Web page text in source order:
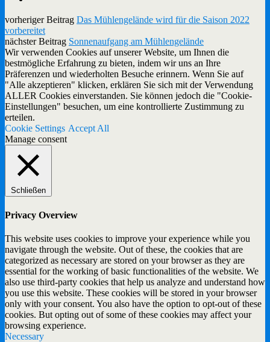
vorheriger Beitrag Das Mühlengelände wird für die Saison 2022
vorbereitet
nächster Beitrag Sonnenaufgang am Mühlengelände
Wir verwenden Cookies auf unserer Website, um Ihnen die
bestmögliche Erfahrung zu bieten, indem wir uns an Ihre
Präferenzen und wiederholten Besuche erinnern. Wenn Sie auf
"Alle akzeptieren" klicken, erklären Sie sich mit der Verwendung
ALLER Cookies einverstanden. Sie können jedoch die "Cookie-
Einstellungen" besuchen, um eine kontrollierte Zustimmung zu
erteilen.
Cookie Settings Accept All
Manage consent
Schließen
Privacy Overview
This website uses cookies to improve your experience while you
navigate through the website. Out of these, the cookies that are
categorized as necessary are stored on your browser as they are
essential for the working of basic functionalities of the website. We
also use third-party cookies that help us analyze and understand how
you use this website. These cookies will be stored in your browser
only with your consent. You also have the option to opt-out of these
cookies. But opting out of some of these cookies may affect your
browsing experience.
Necessary